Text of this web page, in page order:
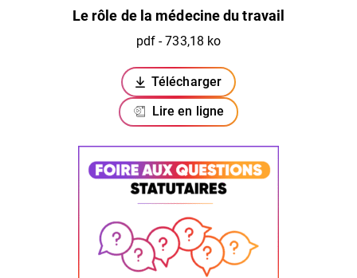
Le rôle de la médecine du travail
pdf - 733,18 ko
Télécharger
(ouverture dans un nouvel
Lire en ligne